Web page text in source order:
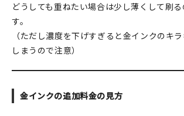
どうしても重ねたい場合は少し薄くして刷
す。
（ただし濃度を下げすぎると金インクのキ
しまうので注意）
金インクの追加料金の見方